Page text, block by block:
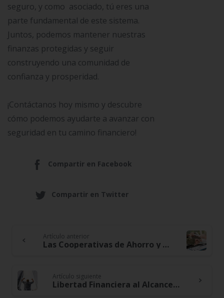
seguro, y como asociado, tú eres una
parte fundamental de este sistema.
Juntos, podemos mantener nuestras
finanzas protegidas y seguir
construyendo una comunidad de
confianza y prosperidad.
¡Contáctanos hoy mismo y descubre
cómo podemos ayudarte a avanzar con
seguridad en tu camino financiero!
Compartir en Facebook
Compartir en Twitter
Continue
Reading
Artículo anterior
Las Cooperativas de Ahorro y Crédito, El Impulso Que Necesitas para Transformar tu Futuro
Artículo siguiente
Libertad Financiera al Alcance: Aprende a Tomar Decisiones Financieras Inteligentes